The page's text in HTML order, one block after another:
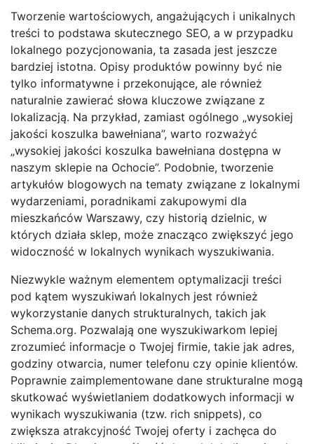
Tworzenie wartościowych, angażujących i unikalnych
treści to podstawa skutecznego SEO, a w przypadku
lokalnego pozycjonowania, ta zasada jest jeszcze
bardziej istotna. Opisy produktów powinny być nie
tylko informatywne i przekonujące, ale również
naturalnie zawierać słowa kluczowe związane z
lokalizacją. Na przykład, zamiast ogólnego „wysokiej
jakości koszulka bawełniana”, warto rozważyć
„wysokiej jakości koszulka bawełniana dostępna w
naszym sklepie na Ochocie”. Podobnie, tworzenie
artykułów blogowych na tematy związane z lokalnymi
wydarzeniami, poradnikami zakupowymi dla
mieszkańców Warszawy, czy historią dzielnic, w
których działa sklep, może znacząco zwiększyć jego
widoczność w lokalnych wynikach wyszukiwania.
Niezwykle ważnym elementem optymalizacji treści
pod kątem wyszukiwań lokalnych jest również
wykorzystanie danych strukturalnych, takich jak
Schema.org. Pozwalają one wyszukiwarkom lepiej
zrozumieć informacje o Twojej firmie, takie jak adres,
godziny otwarcia, numer telefonu czy opinie klientów.
Poprawnie zaimplementowane dane strukturalne mogą
skutkować wyświetlaniem dodatkowych informacji w
wynikach wyszukiwania (tzw. rich snippets), co
zwiększa atrakcyjność Twojej oferty i zachęca do